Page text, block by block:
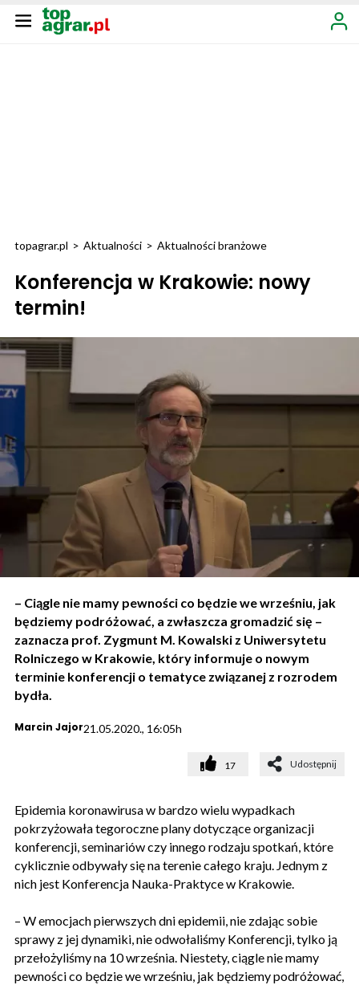
topagrar.pl > Aktualności > Aktualności branżowe
Konferencja w Krakowie: nowy
termin!
– Ciągle nie mamy pewności co będzie we wrześniu, jak
będziemy podróżować, a zwłaszcza gromadzić się –
zaznacza prof. Zygmunt M. Kowalski z Uniwersytetu
Rolniczego w Krakowie, który informuje o nowym
terminie konferencji o tematyce związanej z rozrodem
bydła.
Marcin Jajor21.05.2020., 16:05h
17 Udostępnij
Epidemia koronawirusa w bardzo wielu wypadkach
pokrzyżowała tegoroczne plany dotyczące organizacji
konferencji, seminariów czy innego rodzaju spotkań, które
cyklicznie odbywały się na terenie całego kraju. Jednym z
nich jest Konferencja Nauka-Praktyce w Krakowie.
– W emocjach pierwszych dni epidemii, nie zdając sobie
sprawy z jej dynamiki, nie odwołaliśmy Konferencji, tylko ją
przełożyliśmy na 10 września. Niestety, ciągle nie mamy
pewności co będzie we wrześniu, jak będziemy podróżować,